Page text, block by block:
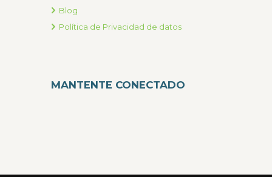
Blog
Política de Privacidad de datos
MANTENTE CONECTADO